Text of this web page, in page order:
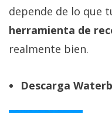
depende de lo que
herramienta de
realmente bien.
Descarga